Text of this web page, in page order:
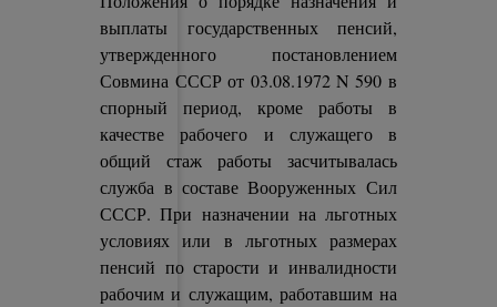
выплаты государственных пенсий,
утвержденного постановлением
Совмина СССР от 03.08.1972 N 590 в
спорный период, кроме работы в
качестве рабочего и служащего в
общий стаж работы засчитывалась
служба в составе Вооруженных Сил
СССР. При назначении на льготных
условиях или в льготных размерах
пенсий по старости и инвалидности
рабочим и служащим, работавшим на